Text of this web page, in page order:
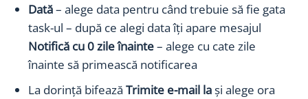
Dată– alege data pentru când trebuie să fie gata
task-ul – după ce alegi data îți apare mesajul
Notifică cu 0 zile înainte– alege cu cate zile
înainte să primească notificarea
La dorință bifează Trimite e-mail lași alege ora